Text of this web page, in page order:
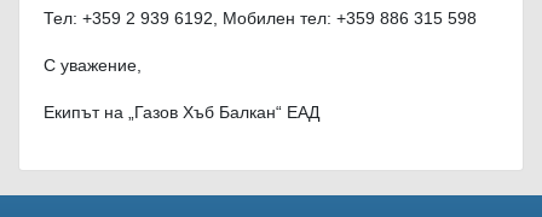
Тел: +359 2 939 6192, Мобилен тел: +359 886 315 598
С уважение,
Екипът на „Газов Хъб Балкан“ ЕАД